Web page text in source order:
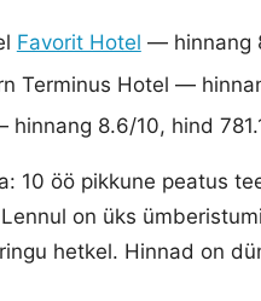
Favorit Hotel — hinnang
Terminus Hotel —
hinnang 8.6/10, hind
10 öö pikkune peatus
on üks
hetkel. Hinnad on